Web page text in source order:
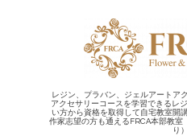
レジン、プラバン、ジェルアートア
アクセサリーコースを学習できるレ
い方から資格を取得して自宅教室開
作家志望の方も通えるFRCA本部教
り）